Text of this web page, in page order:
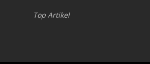
Top Artikel